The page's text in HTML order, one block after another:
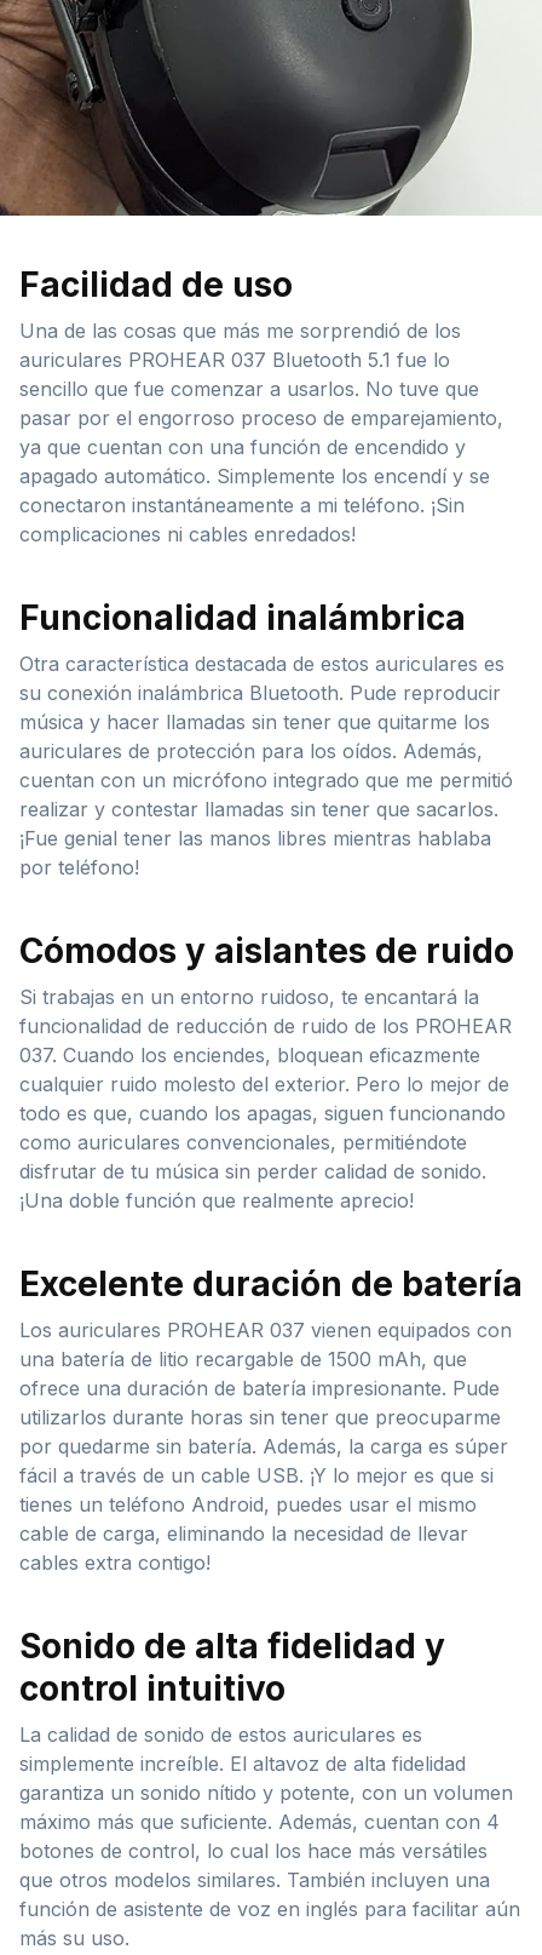
Facilidad de uso
Una de las cosas que más me sorprendió de los
auriculares PROHEAR 037 Bluetooth 5.1 fue lo
sencillo que fue comenzar a usarlos. No tuve que
pasar por el engorroso proceso de emparejamiento,
ya que cuentan con una función de encendido y
apagado automático. Simplemente los encendí y se
conectaron instantáneamente a mi teléfono. ¡Sin
complicaciones ni cables enredados!
Funcionalidad inalámbrica
Otra característica destacada de estos auriculares es
su conexión inalámbrica Bluetooth. Pude reproducir
música y hacer llamadas sin tener que quitarme los
auriculares de protección para los oídos. Además,
cuentan con un micrófono integrado que me permitió
realizar y contestar llamadas sin tener que sacarlos.
¡Fue genial tener las manos libres mientras hablaba
por teléfono!
Cómodos y aislantes de ruido
Si trabajas en un entorno ruidoso, te encantará la
funcionalidad de reducción de ruido de los PROHEAR
037. Cuando los enciendes, bloquean eficazmente
cualquier ruido molesto del exterior. Pero lo mejor de
todo es que, cuando los apagas, siguen funcionando
como auriculares convencionales, permitiéndote
disfrutar de tu música sin perder calidad de sonido.
¡Una doble función que realmente aprecio!
Excelente duración de batería
Los auriculares PROHEAR 037 vienen equipados con
una batería de litio recargable de 1500 mAh, que
ofrece una duración de batería impresionante. Pude
utilizarlos durante horas sin tener que preocuparme
por quedarme sin batería. Además, la carga es súper
fácil a través de un cable USB. ¡Y lo mejor es que si
tienes un teléfono Android, puedes usar el mismo
cable de carga, eliminando la necesidad de llevar
cables extra contigo!
Sonido de alta fidelidad y
control intuitivo
La calidad de sonido de estos auriculares es
simplemente increíble. El altavoz de alta fidelidad
garantiza un sonido nítido y potente, con un volumen
máximo más que suficiente. Además, cuentan con 4
botones de control, lo cual los hace más versátiles
que otros modelos similares. También incluyen una
función de asistente de voz en inglés para facilitar aún
más su uso.